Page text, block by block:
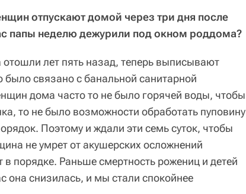
отпускают домой через три дня после
папы неделю дежурили под окном роддома?
отошли лет пять назад, теперь выписывают
было связано с банальной санитарной
дома часто то не было горячей воды, чтобы
то не было возможности обработать пуповину
Поэтому и ждали эти семь суток, чтобы
не умрет от акушерских осложнений
в порядке. Раньше смертность рожениц и детей
снизилась, и мы стали спокойнее